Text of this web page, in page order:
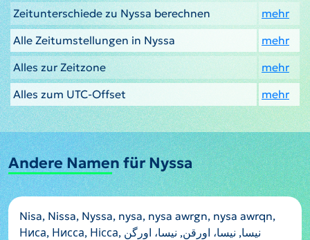
Zeitunterschiede zu Nyssa berechnen
mehr
Alle Zeitumstellungen in Nyssa
mehr
Alles zur Zeitzone
mehr
Alles zum UTC-Offset
mehr
Andere Namen für Nyssa
Nisa, Nissa, Nyssa, nysa, nysa awrgn, nysa awrqn,
Ниса, Нисса, Нісса, نيسا, نیسا، اورقن, نیسا، اورگن